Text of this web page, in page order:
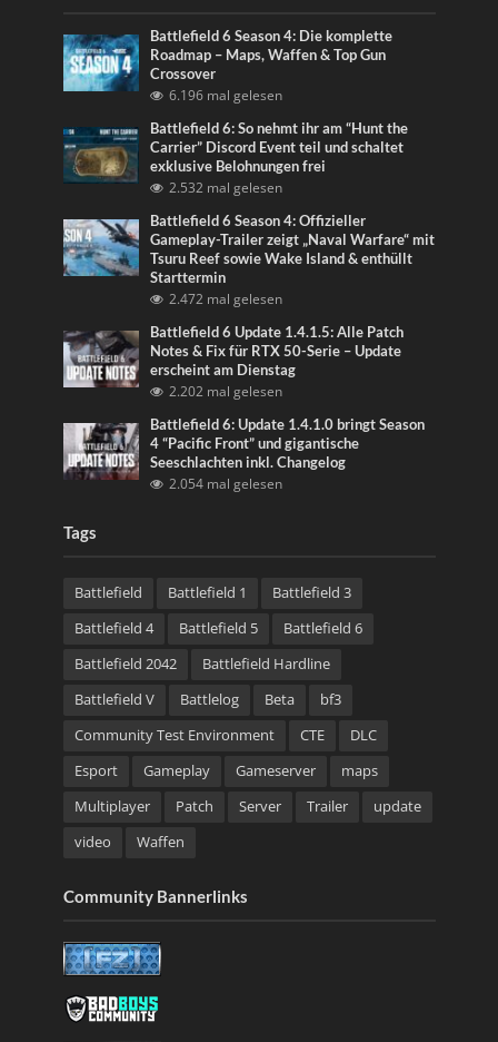
Battlefield 6 Season 4: Die komplette
Roadmap – Maps, Waffen & Top Gun
Crossover
6.196 mal gelesen
Battlefield 6: So nehmt ihr am “Hunt the
Carrier” Discord Event teil und schaltet
exklusive Belohnungen frei
2.532 mal gelesen
Battlefield 6 Season 4: Offizieller
Gameplay-Trailer zeigt „Naval Warfare“ mit
Tsuru Reef sowie Wake Island & enthüllt
Starttermin
2.472 mal gelesen
Battlefield 6 Update 1.4.1.5: Alle Patch
Notes & Fix für RTX 50-Serie – Update
erscheint am Dienstag
2.202 mal gelesen
Battlefield 6: Update 1.4.1.0 bringt Season
4 “Pacific Front” und gigantische
Seeschlachten inkl. Changelog
2.054 mal gelesen
Tags
Battlefield Battlefield 1
Battlefield 3
Battlefield 4
Battlefield 5
Battlefield 6
Battlefield 2042
Battlefield Hardline
Battlefield V
Battlelog Beta
bf3
Community Test Environment
CTE
DLC
Esport
Gameplay Gameserver
maps
Multiplayer
Patch Server Trailer
update
video
Waffen
Community Bannerlinks